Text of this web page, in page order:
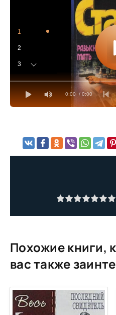
0:00 / 0:00
1
2
3
4
Похожие книги,
вас также